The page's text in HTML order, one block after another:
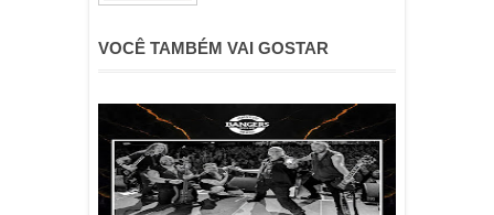
VOCÊ TAMBÉM VAI GOSTAR